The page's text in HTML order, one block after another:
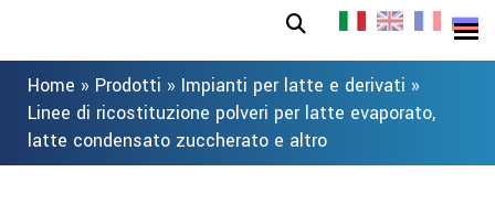
Home » Prodotti » Impianti per latte e derivati »
Linee di ricostituzione polveri per latte evaporato,
latte condensato zuccherato e altro